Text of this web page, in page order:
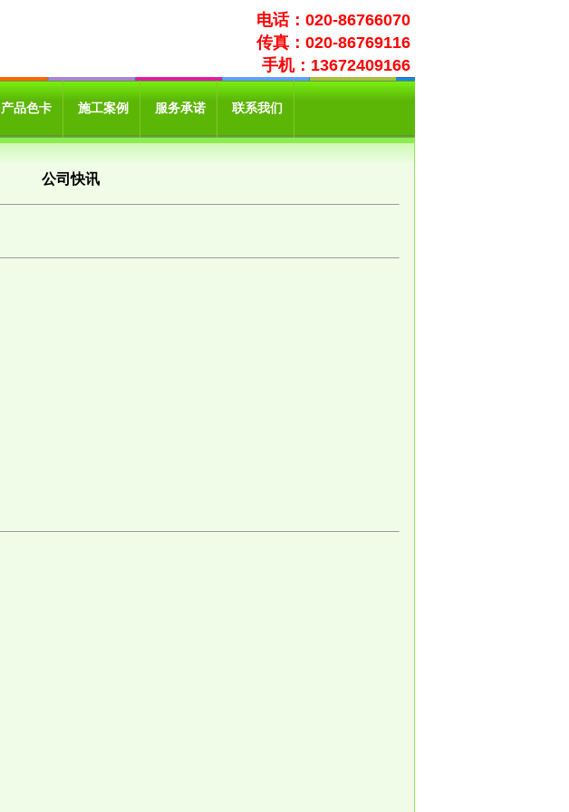
电话：020-86766070
传真：020-86769116
手机：13672409166
产品色卡 施工案例 服务承诺 联系我们
公司快讯